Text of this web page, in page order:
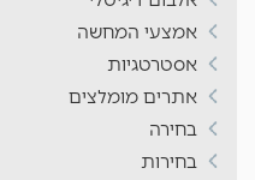
אמצעי המחשה
אסטרטגיות
אתרים מומלצים
בחירה
בחירות